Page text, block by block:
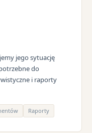
jego sytuację
do
i raporty
Raporty